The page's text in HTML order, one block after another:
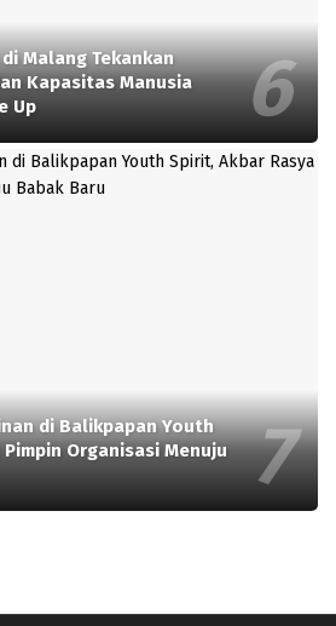
Malang Tekankan
Kapasitas Manusia
Up
di Balikpapan Youth
Organisasi Menuju